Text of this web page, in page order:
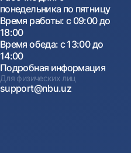
понедельника по пятницу
Время работы: с 09:00 до
18:00
Время обеда: с 13:00 до
14:00
Подробная информация
Для физических лиц
support@nbu.uz